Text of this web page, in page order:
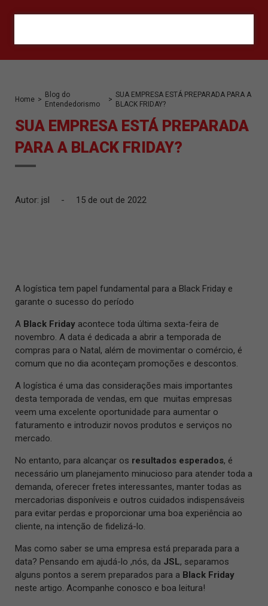
Home >
Blog do
Entendedorismo
>
SUA EMPRESA ESTÁ PREPARADA PARA A
BLACK FRIDAY?
SUA EMPRESA ESTÁ PREPARADA
PARA A BLACK FRIDAY?
Autor: jsl - 15 de out de 2022
A logística tem papel fundamental para a Black Friday e
garante o sucesso do período
A Black Friday acontece toda última sexta-feira de
novembro. A data é dedicada a abrir a temporada de
compras para o Natal, além de movimentar o comércio, é
comum que no dia aconteçam promoções e descontos.
A logística é uma das considerações mais importantes
desta temporada de vendas, em que muitas empresas
veem uma excelente oportunidade para aumentar o
faturamento e introduzir novos produtos e serviços no
mercado.
No entanto, para alcançar os resultados esperados, é
necessário um planejamento minucioso para atender toda a
demanda, oferecer fretes interessantes, manter todas as
mercadorias disponíveis e outros cuidados indispensáveis
para evitar perdas e proporcionar uma boa experiência ao
cliente, na intenção de fidelizá-lo.
Mas como saber se uma empresa está preparada para a
data? Pensando em ajudá-lo ,nós, da JSL, separamos
alguns pontos a serem preparados para a Black Friday
neste artigo. Acompanhe conosco e boa leitura!